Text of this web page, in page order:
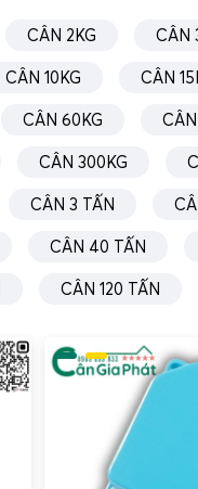
CÂN 2KG CÂN
CÂN 10KG CÂN
CÂN 60KG
CÂN 300KG
CÂN 3 TẤN
CÂN 40 TẤN
CÂN 120 TẤN